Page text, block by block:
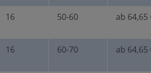
16 50-60 ab 64,65
16 60-70 ab 64,65